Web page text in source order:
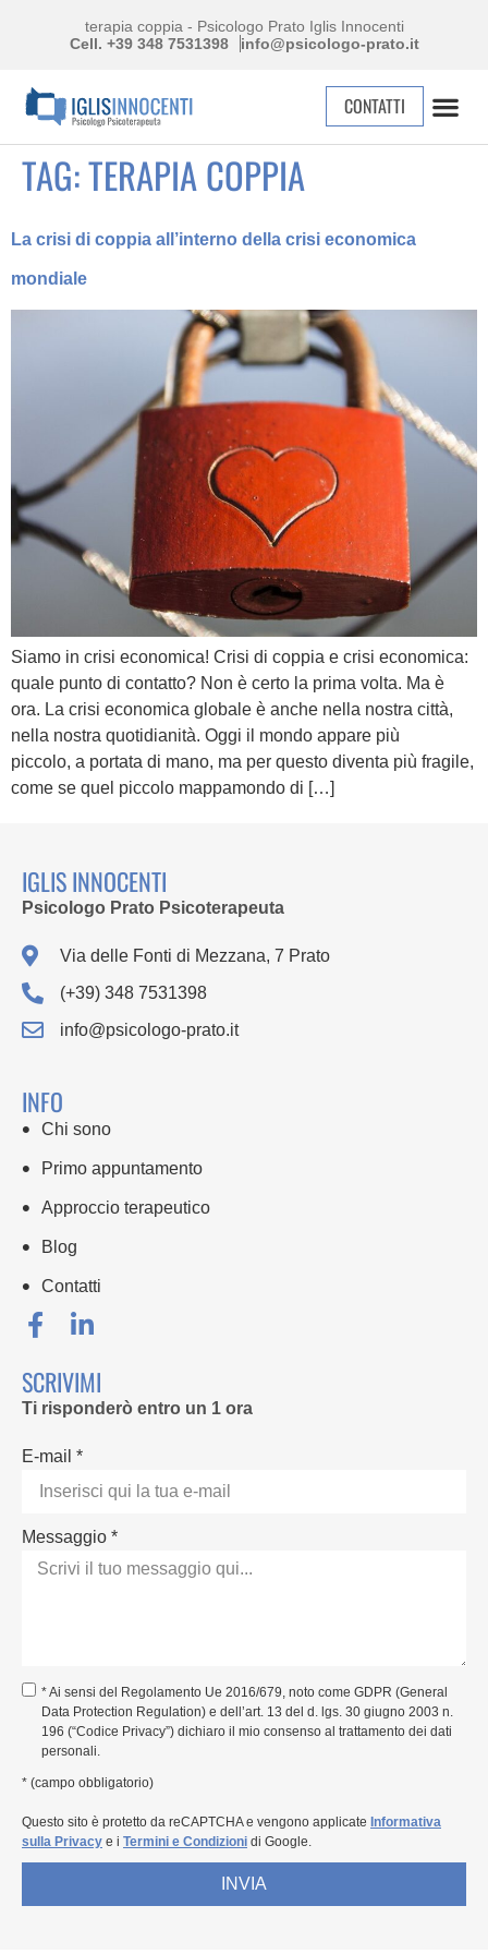
terapia coppia - Psicologo Prato Iglis Innocenti
Cell. +39 348 7531398
info@psicologo-prato.it
CONTATTI
TAG:TERAPIA COPPIA
La crisi di coppia all’interno della crisi economica
mondiale
Siamo in crisi economica! Crisi di coppia e crisi economica:
quale punto di contatto? Non è certo la prima volta. Ma è
ora. La crisi economica globale è anche nella nostra città,
nella nostra quotidianità. Oggi il mondo appare più
piccolo, a portata di mano, ma per questo diventa più fragile,
come se quel piccolo mappamondo di […]
IGLIS INNOCENTI
Psicologo Prato Psicoterapeuta
Via delle Fonti di Mezzana, 7 Prato
(+39) 348 7531398
info@psicologo-prato.it
INFO
Chi sono
Primo appuntamento
Approccio terapeutico
Blog
Contatti
SCRIVIMI
Ti risponderò entro un 1 ora
E-mail *
Messaggio *
* Ai sensi del Regolamento Ue 2016/679, noto come GDPR (General
Data Protection Regulation) e dell’art. 13 del d. lgs. 30 giugno 2003 n.
196 (“Codice Privacy”) dichiaro il mio consenso al trattamento dei dati
personali.
* (campo obbligatorio)
Questo sito è protetto da reCAPTCHA e vengono applicate Informativa
sulla Privacy e i Termini e Condizioni di Google.
INVIA